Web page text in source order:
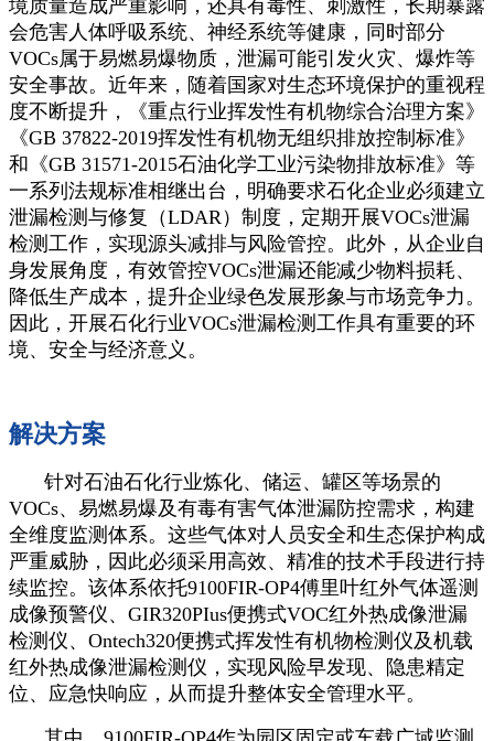
境质量造成严重影响，还具有毒性、刺激性，长期暴露
会危害人体呼吸系统、神经系统等健康，同时部分
VOCs属于易燃易爆物质，泄漏可能引发火灾、爆炸等
安全事故。近年来，随着国家对生态环境保护的重视程
度不断提升，《重点行业挥发性有机物综合治理方案》
《GB 37822-2019挥发性有机物无组织排放控制标准》
和《GB 31571-2015石油化学工业污染物排放标准》等
一系列法规标准相继出台，明确要求石化企业必须建立
泄漏检测与修复（LDAR）制度，定期开展VOCs泄漏
检测工作，实现源头减排与风险管控。此外，从企业自
身发展角度，有效管控VOCs泄漏还能减少物料损耗、
降低生产成本，提升企业绿色发展形象与市场竞争力。
因此，开展石化行业VOCs泄漏检测工作具有重要的环
境、安全与经济意义。
解决方案
针对石油石化行业炼化、储运、罐区等场景的
VOCs、易燃易爆及有毒有害气体泄漏防控需求，构建
全维度监测体系。这些气体对人员安全和生态保护构成
严重威胁，因此必须采用高效、精准的技术手段进行持
续监控。该体系依托9100FIR-OP4傅里叶红外气体遥测
成像预警仪、GIR320PIus便携式VOC红外热成像泄漏
检测仪、Ontech320便携式挥发性有机物检测仪及机载
红外热成像泄漏检测仪，实现风险早发现、隐患精定
位、应急快响应，从而提升整体安全管理水平。